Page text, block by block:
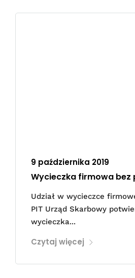
9 października 2019
Wycieczka firmowa bez
Udział w wycieczce
PIT Urząd Skarbowy
wycieczka...
Czytaj więcej